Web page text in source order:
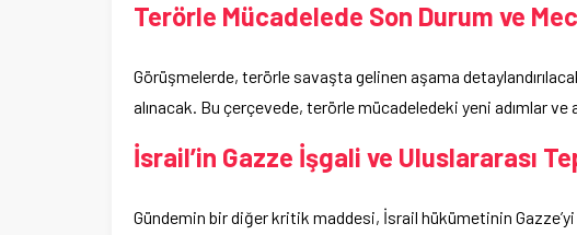
Terörle Mücadelede Son Durum ve
Görüşmelerde, terörle savaşta gelinen aşama
alınacak. Bu çerçevede, terörle mücadeledeki yeni adımlar ve
İsrail’in Gazze İşgali ve Uluslararası
Gündemin bir diğer kritik maddesi, İsrail hükümetinin